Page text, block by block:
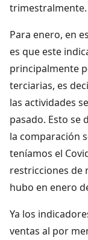
trimestralmente.
Para enero, en
es que este
principalmente
terciarias, es
las actividades
pasado. Esto se
la comparación
teníamos el
restricciones de
hubo en enero
Ya los
ventas al por